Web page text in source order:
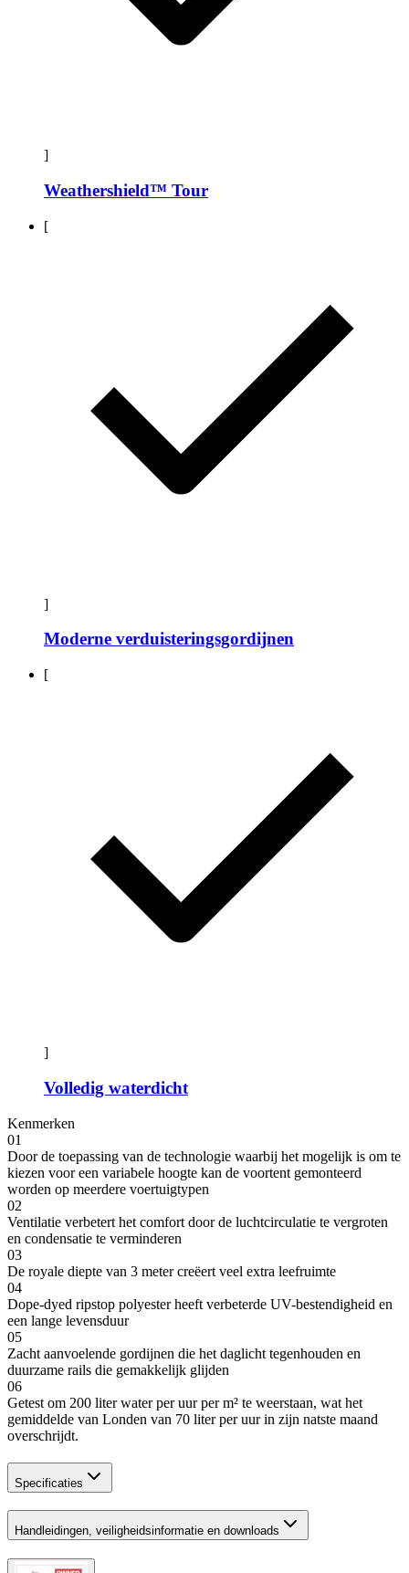
]
Weathershield™ Tour
[
]
Moderne verduisteringsgordijnen
[
]
Volledig waterdicht
Kenmerken
01
Door de toepassing van de technologie waarbij het mogelijk is om te
kiezen voor een variabele hoogte kan de voortent gemonteerd
worden op meerdere voertuigtypen
02
Ventilatie verbetert het comfort door de luchtcirculatie te vergroten
en condensatie te verminderen
03
De royale diepte van 3 meter creëert veel extra leefruimte
04
Dope-dyed ripstop polyester heeft verbeterde UV-bestendigheid en
een lange levensduur
05
Zacht aanvoelende gordijnen die het daglicht tegenhouden en
duurzame rails die gemakkelijk glijden
06
Getest om 200 liter water per uur per m² te weerstaan, wat het
gemiddelde van Londen van 70 liter per uur in zijn natste maand
overschrijdt.
Specificaties
Handleidingen, veiligheidsinformatie en downloads